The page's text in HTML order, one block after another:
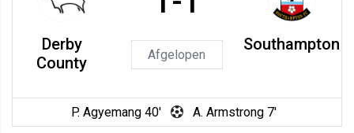
Derby
County
Afgelopen
Southampton
P. Agyemang 40' A. Armstrong 7'